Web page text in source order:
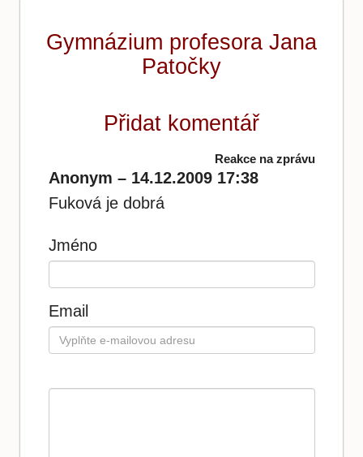
Gymnázium profesora Jana
Patočky
Přidat komentář
Reakce na zprávu
Anonym – 14.12.2009 17:38
Fuková je dobrá
Jméno
Email